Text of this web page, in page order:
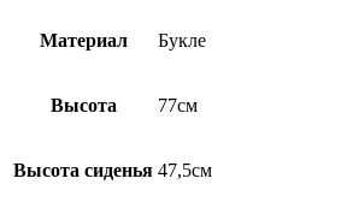
Материал Букле
Высота 77см
Высота сиденья 47,5см